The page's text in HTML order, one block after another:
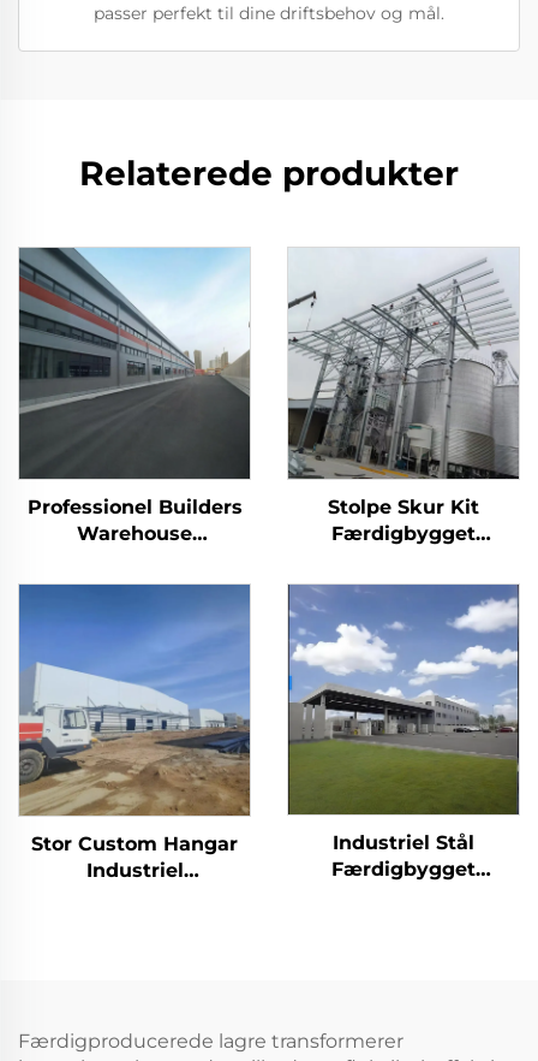
passer perfekt til dine driftsbehov og mål.
Relaterede produkter
Professionel Builders
Warehouse
Tagbjælker Ramme
Staldbygning
Stolpe Skur Kit
Færdigbygget
Sandwichpanel
Stålkonstruktion
Bygning Stålbygning
(4)
Stor Custom Hangar
Industriel
Industriel Stål
Færdigbygget
Færdigproducerede lagre transformerer